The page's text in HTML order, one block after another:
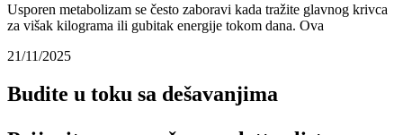
Usporen metabolizam se često zaboravi kada tražite glavnog krivca
za višak kilograma ili gubitak energije tokom dana. Ova
21/11/2025
Budite u toku sa dešavanjima